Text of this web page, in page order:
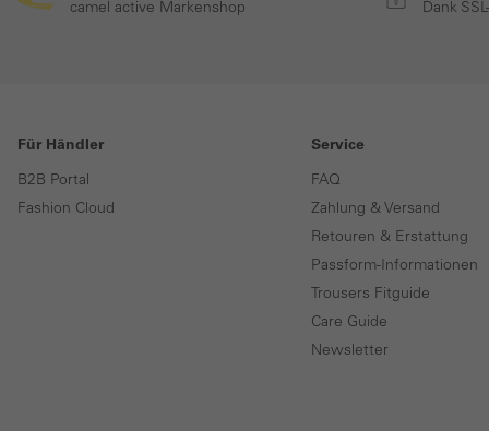
camel active Markenshop
Dank
Für Händler
B2B Portal
Fashion Cloud
Service
FAQ
Zahlung & Versand
Retouren & Erstattung
Passform-Informationen
Trousers Fitguide
Care Guide
Newsletter